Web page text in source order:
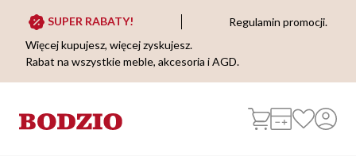
SUPER RABATY!
Regulamin promocji.
Więcej kupujesz, więcej zyskujesz.
Rabat na wszystkie meble, akcesoria i AGD.